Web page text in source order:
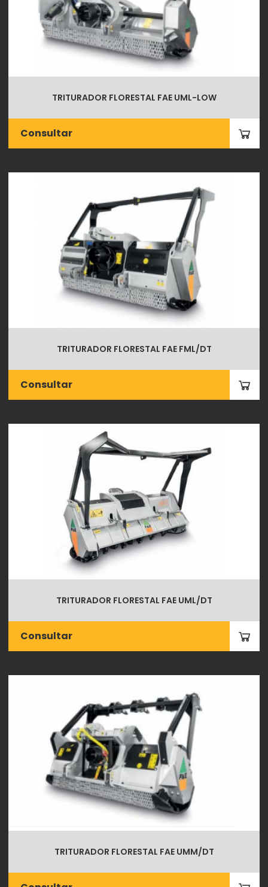
TRITURADOR FLORESTAL FAE UML-LOW
Consultar
TRITURADOR FLORESTAL FAE FML/DT
Consultar
TRITURADOR FLORESTAL FAE UML/DT
Consultar
TRITURADOR FLORESTAL FAE UMM/DT